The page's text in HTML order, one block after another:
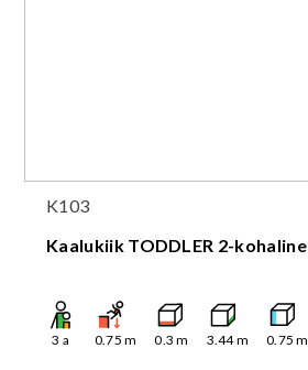
K103
Kaalukiik TODDLER 2-kohaline
3 a 0.75 m 0.3 m 3.44m 0.75 m